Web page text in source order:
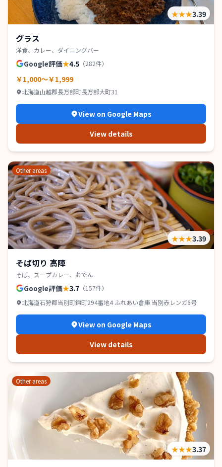
★★★3.39
グラス
洋食、カレー、ダイニングバー
Google評価★4.5 （282件）
￥1,000～￥1,999
北海道山越郡長万部町長万部大町31
View on Google Maps
View details
Other areas
★★★3.39
そば切り 高陣
そば、スープカレー、おでん
Google評価★3.7 （157件）
北海道石狩郡当別町錦町294番地4 ふれあい倉庫 当別赤レンガ6号
View on Google Maps
View details
Other areas
★★★3.37